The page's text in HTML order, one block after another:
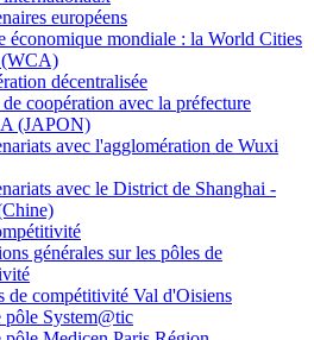
européens
économique mondiale : la World Cities
décentralisée
coopération avec la préfecture
(JAPON)
avec l'agglomération de Wuxi
avec le District de Shanghai -
générales sur les pôles de
de compétitivité Val d'Oisiens
pôle System@tic